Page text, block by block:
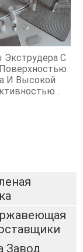
Экструдера С
Поверхностью
И Высокой
Завод